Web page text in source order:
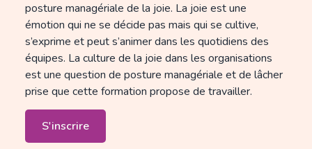
posture managériale de la joie. La joie est une
émotion qui ne se décide pas mais qui se cultive,
s’exprime et peut s’animer dans les quotidiens des
équipes. La culture de la joie dans les organisations
est une question de posture managériale et de lâcher
prise que cette formation propose de travailler.
S'inscrire